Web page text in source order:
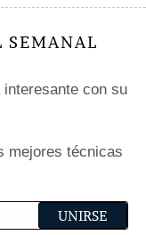
SEMANAL
interesante con su
mejores técnicas